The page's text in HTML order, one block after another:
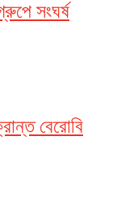
সংঘর্ষ
বেরোবি